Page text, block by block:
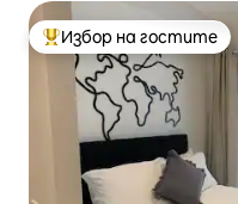
Най-популярен избор
Избор на гостите